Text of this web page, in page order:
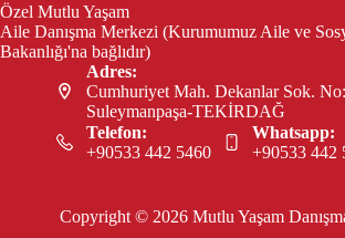
Özel Mutlu Yaşam
Aile Danışma Merkezi (Kurumumuz Aile ve
Bakanlığı'na bağlıdır)
Adres:
Cumhuriyet Mah. Dekanlar Sok.
Suleymanpaşa-TEKİRDAĞ
Telefon:
+90533 442 5460
Whatsapp:
+90533 442
Copyright © 2026 Mutlu Yaşam